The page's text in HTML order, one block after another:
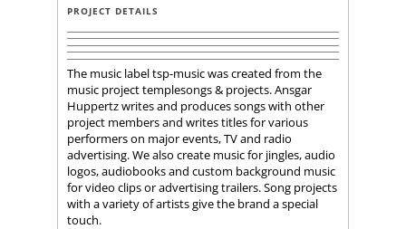
PROJECT DETAILS
The music label tsp-music was created from the
music project templesongs & projects. Ansgar
Huppertz writes and produces songs with other
project members and writes titles for various
performers on major events, TV and radio
advertising. We also create music for jingles, audio
logos, audiobooks and custom background music
for video clips or advertising trailers. Song projects
with a variety of artists give the brand a special
touch.